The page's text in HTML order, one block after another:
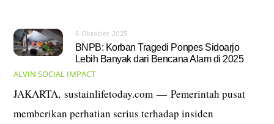
6 Oktober 2025
BNPB: Korban Tragedi Ponpes Sidoarjo
Lebih Banyak dari Bencana Alam di 2025
ALVIN SOCIAL IMPACT
JAKARTA, sustainlifetoday.com — Pemerintah pusat
memberikan perhatian serius terhadap insiden